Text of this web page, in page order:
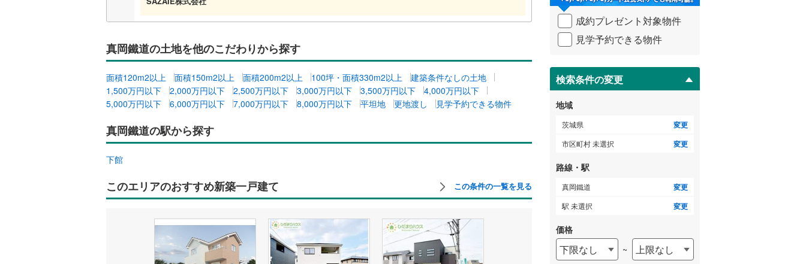
真岡鐵道の土地を他のこだわりから探す
面積120m2以上 面積150m2以上 面積200m2以上 100坪・面積330m2以上
建築条件なしの土地
1,500万円以下
2,000万円以下 2,500万円以下 3,000万円以下 3,500万円以下
4,000万円以下
5,000万円以下
6,000万円以下 7,000万円以下 8,000万円以下 平坦地 更地渡し 見学予約できる物件
真岡鐵道の駅から探す
下館
このエリアのおすすめ新築一戸建て この条件の一覧を見る
を
イ
ペ
ジ
に
保
存
す
る
成約プレゼント対象物件
見学予約できる物件
検索条件の変更
地域
茨城県 変更
市区町村 未選択 変更
路線・駅
真岡鐵道 変更
駅 未選択 変更
価格
下限なし ~
上限なし